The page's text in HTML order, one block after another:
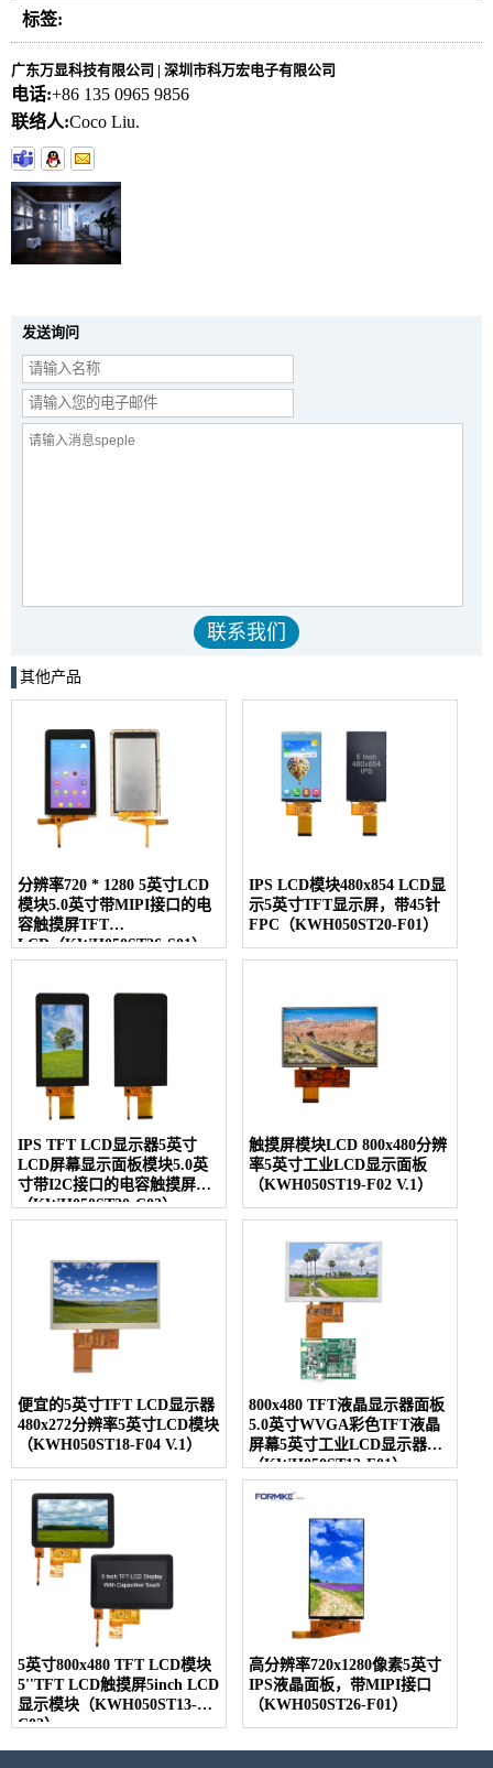
标签:
广东万显科技有限公司 | 深圳市科万宏电子有限公司
电话:+86 135 0965 9856
联络人:Coco Liu.
发送询问
其他产品
分辨率720 * 1280 5英寸LCD
模块5.0英寸带MIPI接口的电
容触摸屏TFT
LCD（KWH050ST26-S01）
IPS LCD模块480x854 LCD显
示5英寸TFT显示屏，带45针
FPC（KWH050ST20-F01）
IPS TFT LCD显示器5英寸
LCD屏幕显示面板模块5.0英
寸带I2C接口的电容触摸屏
（KWH050ST20-C02）
触摸屏模块LCD 800x480分辨
率5英寸工业LCD显示面板
（KWH050ST19-F02 V.1）
便宜的5英寸TFT LCD显示器
480x272分辨率5英寸LCD模块
（KWH050ST18-F04 V.1）
800x480 TFT液晶显示器面板
5.0英寸WVGA彩色TFT液晶
屏幕5英寸工业LCD显示器
（KWH050ST13-F01）
5英寸800x480 TFT LCD模块
5''TFT LCD触摸屏5inch LCD
显示模块（KWH050ST13-
C03）
高分辨率720x1280像素5英寸
IPS液晶面板，带MIPI接口
（KWH050ST26-F01）